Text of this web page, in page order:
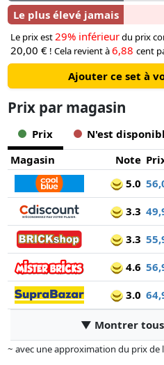
Le plus élevé jamais
Le prix est29% inférieurdu prix
20,00 € ! Cela revient à6,88 cent
Ajouter ce set à
Prix ​​par magasin
Prix
N'est
Magasin
Note
5.0
3.3
3.3
4.6
3.0
▼ Montrer
~ avec une approximation du prix de